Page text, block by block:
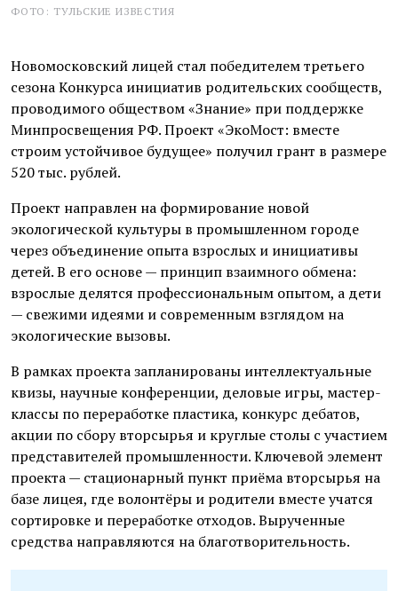
ФОТО: ТУЛЬСКИЕ ИЗВЕСТИЯ
Новомосковский лицей стал победителем третьего
сезона Конкурса инициатив родительских сообществ,
проводимого обществом «Знание» при поддержке
Минпросвещения РФ. Проект «ЭкоМост: вместе
строим устойчивое будущее» получил грант в размере
520 тыс. рублей.
Проект направлен на формирование новой
экологической культуры в промышленном городе
через объединение опыта взрослых и инициативы
детей. В его основе — принцип взаимного обмена:
взрослые делятся профессиональным опытом, а дети
— свежими идеями и современным взглядом на
экологические вызовы.
В рамках проекта запланированы интеллектуальные
квизы, научные конференции, деловые игры, мастер-
классы по переработке пластика, конкурс дебатов,
акции по сбору вторсырья и круглые столы с участием
представителей промышленности. Ключевой элемент
проекта — стационарный пункт приёма вторсырья на
базе лицея, где волонтёры и родители вместе учатся
сортировке и переработке отходов. Вырученные
средства направляются на благотворительность.